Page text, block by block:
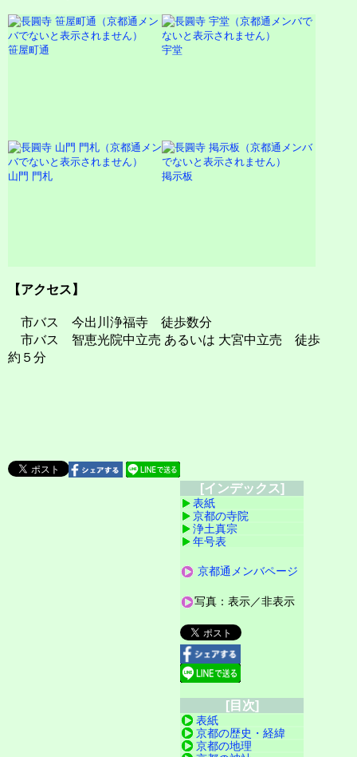
笹屋町通 宇堂
山門 門札 掲示板
【アクセス】
市バス 今出川浄福寺 徒歩数分
市バス 智恵光院中立売 あるいは 大宮中立売 徒歩
約５分
[インデックス]
表紙
京都の寺院
浄土真宗
年号表
京都通メンバページ
写真：表示／非表示
[目次]
表紙
京都の歴史・経緯
京都の地理